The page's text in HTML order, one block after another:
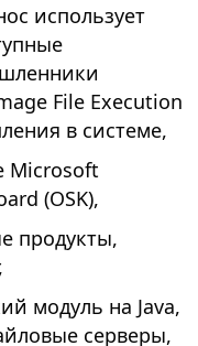
использует
File Execution
в системе,
Microsoft
(OSK),
продукты,
модуль на Java,
серверы,